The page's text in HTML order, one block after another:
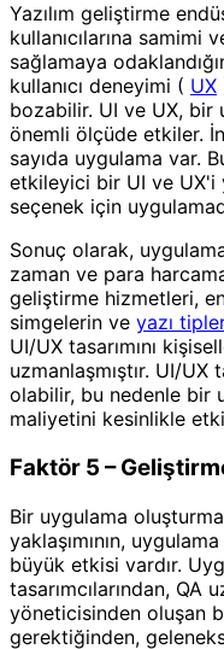
Yazılım geliştirme
kullanıcılarına
sağlamaya
kullanıcı deneyimi ( UX
bozabilir. UI ve UX, bir
önemli ölçüde etkiler.
sayıda uygulama var.
etkileyici bir UI ve UX'i
seçenek için
Sonuç olarak,
zaman ve para
geliştirme hizmetleri,
simgelerin ve yazı
UI/UX tasarımını
uzmanlaşmıştır. UI/UX
olabilir, bu nedenle bir
maliyetini kesinlikle
Faktör 5 –
Bir uygulama
yaklaşımının,
büyük etkisi vardır.
tasarımcılarından, QA
yöneticisinden oluşan
gerektiğinden,